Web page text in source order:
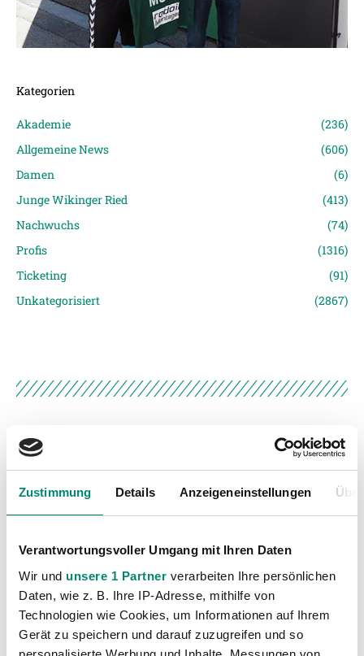
Zustimmung Details Anzeigeneinstellungen
Verantwortungsvoller Umgang mit Ihren Daten
Wir und unsere 1 Partner verarbeiten Ihre persönlichen
Daten, wie z. B. Ihre IP-Adresse, mithilfe von
Technologien wie Cookies, um Informationen auf Ihrem
Gerät zu speichern und darauf zuzugreifen und so
Kategorien
Akademie
(236)
Allgemeine News
(606)
Damen
(6)
Junge Wikinger Ried
(413)
Nachwuchs
(74)
Profis
(1316)
Ticketing
(91)
Unkategorisiert
(2867)
VORIGER NEWSEINTRAG
WIKINGER vs. Altacher
NÄCHSTER NEWSEINTRAG
Stat-Facts SVR vs. Cashpoint SCR Altach
WEITERE NEWS